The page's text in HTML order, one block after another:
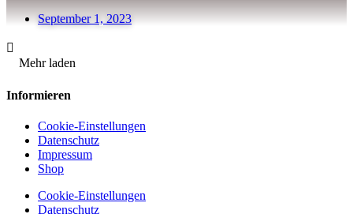
September 1, 2023
Mehr laden
Informieren
Cookie-Einstellungen
Datenschutz
Impressum
Shop
Cookie-Einstellungen
Datenschutz